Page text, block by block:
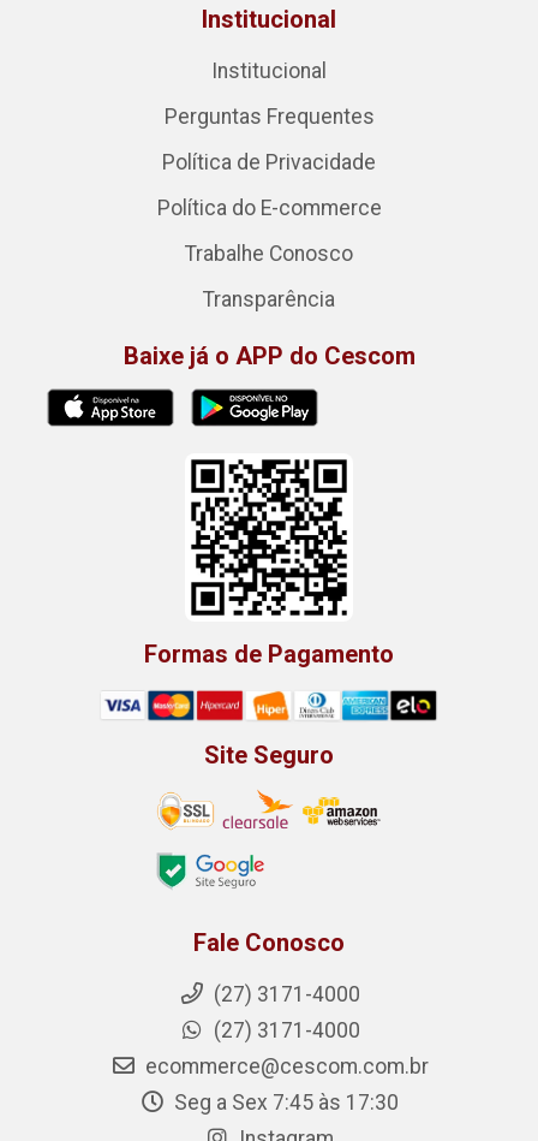
Institucional
Institucional
Perguntas Frequentes
Política de Privacidade
Política do E-commerce
Trabalhe Conosco
Transparência
Baixe já o APP do Cescom
Formas de Pagamento
Site Seguro
Fale Conosco
(27) 3171-4000
(27) 3171-4000
ecommerce@cescom.com.br
Seg a Sex 7:45 às 17:30